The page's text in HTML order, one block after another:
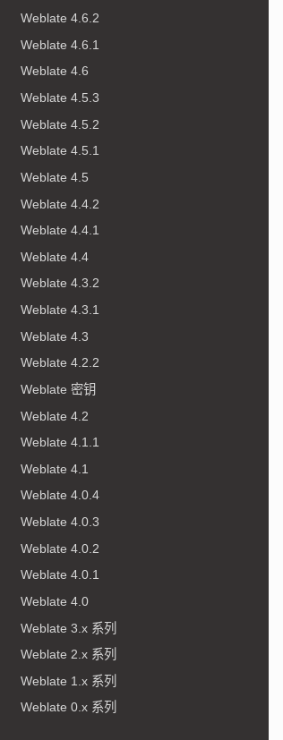
Weblate 4.6.2
Weblate 4.6.1
Weblate 4.6
Weblate 4.5.3
Weblate 4.5.2
Weblate 4.5.1
Weblate 4.5
Weblate 4.4.2
Weblate 4.4.1
Weblate 4.4
Weblate 4.3.2
Weblate 4.3.1
Weblate 4.3
Weblate 4.2.2
Weblate 密钥
Weblate 4.2
Weblate 4.1.1
Weblate 4.1
Weblate 4.0.4
Weblate 4.0.3
Weblate 4.0.2
Weblate 4.0.1
Weblate 4.0
Weblate 3.x 系列
Weblate 2.x 系列
Weblate 1.x 系列
Weblate 0.x 系列